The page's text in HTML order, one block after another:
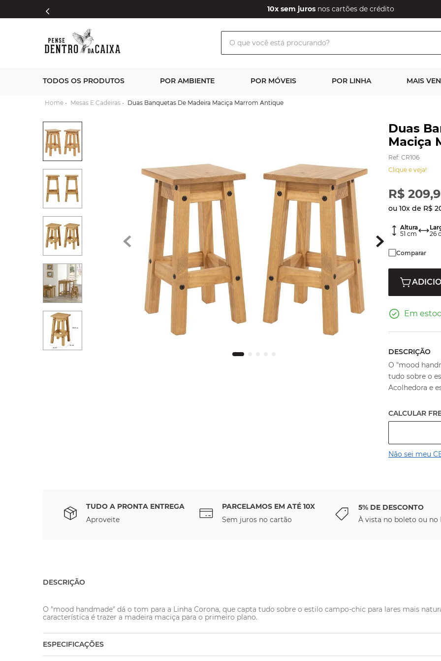
10x sem jurosnos cartões de crédito
O que você está procurando?
TODOS OS PRODUTOS POR AMBIENTE POR MÓVEIS POR LINHA MAIS
Mesas E Cadeiras Duas Banquetas De Madeira Maciça Marrom Antique
Duas
Maciça
Ref: CR106
Clique e veja!
R$ 209,
ou 10x de R$
Altura
51 cm
26
Comparar
Em
DESCRIÇÃO
O "mood
tudo sobre o
Acolhedora e
Não sei meu
TUDO A PRONTA ENTREGA
Aproveite
PARCELAMOS EM ATÉ 10X
Sem juros no cartão
5% DE DESCONTO
À vista no boleto ou no
DESCRIÇÃO
O "mood handmade" dá o tom para a Linha Corona, que capta tudo sobre o estilo campo-chic para lares mais
característica é trazer a madeira maciça para o primeiro plano.
ESPECIFICAÇÕES